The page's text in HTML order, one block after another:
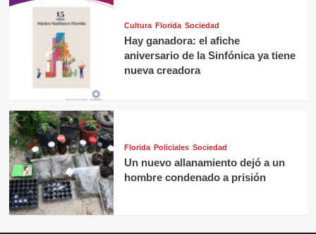
Cultura Florida Sociedad
Hay ganadora: el afiche
aniversario de la Sinfónica ya tiene
nueva creadora
Florida Policiales Sociedad
Un nuevo allanamiento dejó a un
hombre condenado a prisión